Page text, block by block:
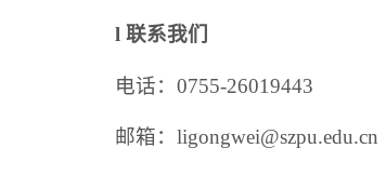
l联系我们
电话：0755-26019443
邮箱：ligongwei@szpu.edu.cn